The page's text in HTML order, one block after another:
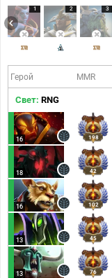
1 2 3
Герой MMR
Свет: RNG
16 198
18 42
16 102
13 45
13 76